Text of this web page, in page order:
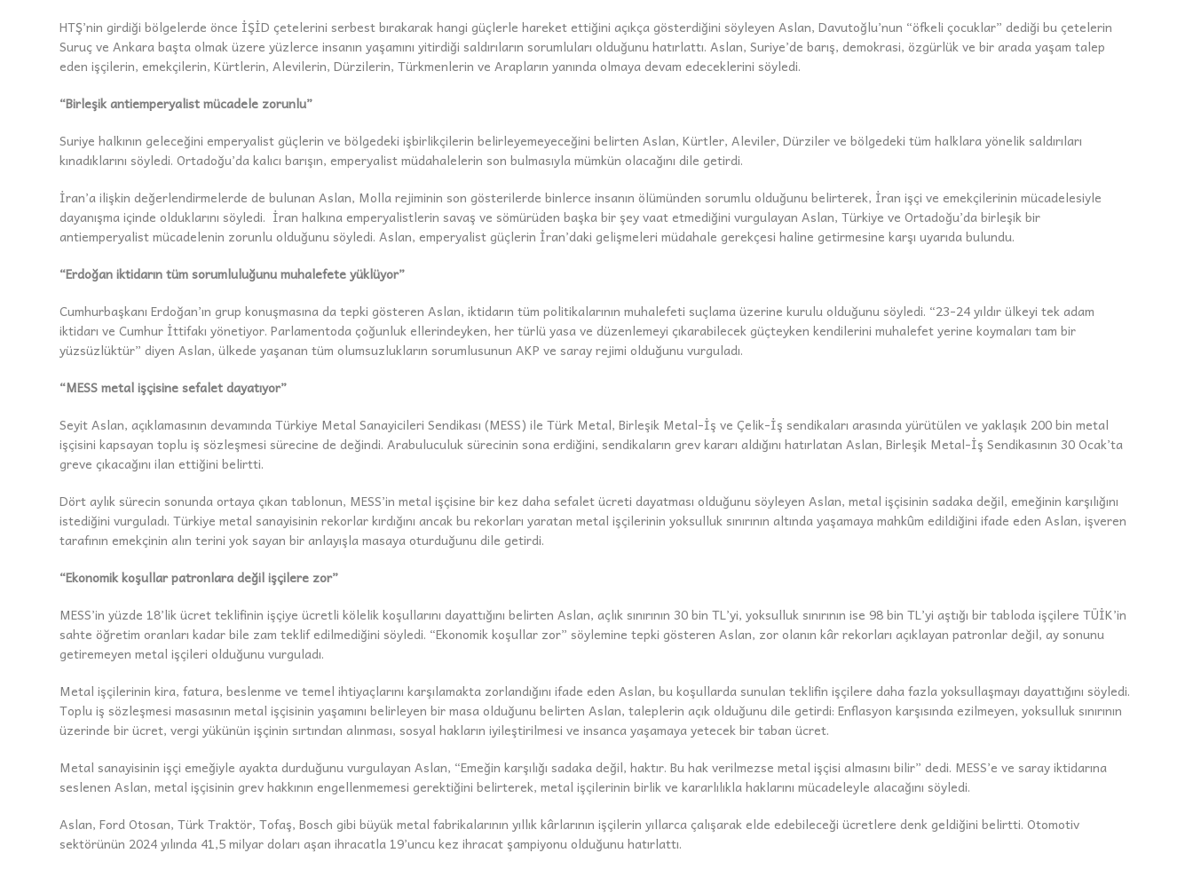
HTŞ’nin girdiği bölgelerde önce İŞİD çetelerini serbest bırakarak hangi güçlerle hareket ettiğini açıkça gösterdiğini söyleyen Aslan, Davutoğlu’nun “öfkeli çocuklar” dediği bu çetelerin
Suruç ve Ankara başta olmak üzere yüzlerce insanın yaşamını yitirdiği saldırıların sorumluları olduğunu hatırlattı. Aslan, Suriye’de barış, demokrasi, özgürlük ve bir arada yaşam talep
eden işçilerin, emekçilerin, Kürtlerin, Alevilerin, Dürzilerin, Türkmenlerin ve Arapların yanında olmaya devam edeceklerini söyledi.
“Birleşik antiemperyalist mücadele zorunlu”
Suriye halkının geleceğini emperyalist güçlerin ve bölgedeki işbirlikçilerin belirleyemeyeceğini belirten Aslan, Kürtler, Aleviler, Dürziler ve bölgedeki tüm halklara yönelik saldırıları
kınadıklarını söyledi. Ortadoğu’da kalıcı barışın, emperyalist müdahalelerin son bulmasıyla mümkün olacağını dile getirdi.
İran’a ilişkin değerlendirmelerde de bulunan Aslan, Molla rejiminin son gösterilerde binlerce insanın ölümünden sorumlu olduğunu belirterek, İran işçi ve emekçilerinin mücadelesiyle
dayanışma içinde olduklarını söyledi. İran halkına emperyalistlerin savaş ve sömürüden başka bir şey vaat etmediğini vurgulayan Aslan, Türkiye ve Ortadoğu’da birleşik bir
antiemperyalist mücadelenin zorunlu olduğunu söyledi. Aslan, emperyalist güçlerin İran’daki gelişmeleri müdahale gerekçesi haline getirmesine karşı uyarıda bulundu.
“Erdoğan iktidarın tüm sorumluluğunu muhalefete yüklüyor”
Cumhurbaşkanı Erdoğan’ın grup konuşmasına da tepki gösteren Aslan, iktidarın tüm politikalarının muhalefeti suçlama üzerine kurulu olduğunu söyledi. “23-24 yıldır ülkeyi tek adam
iktidarı ve Cumhur İttifakı yönetiyor. Parlamentoda çoğunluk ellerindeyken, her türlü yasa ve düzenlemeyi çıkarabilecek güçteyken kendilerini muhalefet yerine koymaları tam bir
yüzsüzlüktür” diyen Aslan, ülkede yaşanan tüm olumsuzlukların sorumlusunun AKP ve saray rejimi olduğunu vurguladı.
“MESS metal işçisine sefalet dayatıyor”
Seyit Aslan, açıklamasının devamında Türkiye Metal Sanayicileri Sendikası (MESS) ile Türk Metal, Birleşik Metal-İş ve Çelik-İş sendikaları arasında yürütülen ve yaklaşık 200 bin metal
işçisini kapsayan toplu iş sözleşmesi sürecine de değindi. Arabuluculuk sürecinin sona erdiğini, sendikaların grev kararı aldığını hatırlatan Aslan, Birleşik Metal-İş Sendikasının 30 Ocak’ta
greve çıkacağını ilan ettiğini belirtti.
Dört aylık sürecin sonunda ortaya çıkan tablonun, MESS’in metal işçisine bir kez daha sefalet ücreti dayatması olduğunu söyleyen Aslan, metal işçisinin sadaka değil, emeğinin karşılığını
istediğini vurguladı. Türkiye metal sanayisinin rekorlar kırdığını ancak bu rekorları yaratan metal işçilerinin yoksulluk sınırının altında yaşamaya mahkûm edildiğini ifade eden Aslan, işveren
tarafının emekçinin alın terini yok sayan bir anlayışla masaya oturduğunu dile getirdi.
“Ekonomik koşullar patronlara değil işçilere zor”
MESS’in yüzde 18’lik ücret teklifinin işçiye ücretli kölelik koşullarını dayattığını belirten Aslan, açlık sınırının 30 bin TL’yi, yoksulluk sınırının ise 98 bin TL’yi aştığı bir tabloda işçilere TÜİK’in
sahte öğretim oranları kadar bile zam teklif edilmediğini söyledi. “Ekonomik koşullar zor” söylemine tepki gösteren Aslan, zor olanın kâr rekorları açıklayan patronlar değil, ay sonunu
getiremeyen metal işçileri olduğunu vurguladı.
Metal işçilerinin kira, fatura, beslenme ve temel ihtiyaçlarını karşılamakta zorlandığını ifade eden Aslan, bu koşullarda sunulan teklifin işçilere daha fazla yoksullaşmayı dayattığını söyledi.
Toplu iş sözleşmesi masasının metal işçisinin yaşamını belirleyen bir masa olduğunu belirten Aslan, taleplerin açık olduğunu dile getirdi: Enflasyon karşısında ezilmeyen, yoksulluk sınırının
üzerinde bir ücret, vergi yükünün işçinin sırtından alınması, sosyal hakların iyileştirilmesi ve insanca yaşamaya yetecek bir taban ücret.
Metal sanayisinin işçi emeğiyle ayakta durduğunu vurgulayan Aslan, “Emeğin karşılığı sadaka değil, haktır. Bu hak verilmezse metal işçisi almasını bilir” dedi. MESS’e ve saray iktidarına
seslenen Aslan, metal işçisinin grev hakkının engellenmemesi gerektiğini belirterek, metal işçilerinin birlik ve kararlılıkla haklarını mücadeleyle alacağını söyledi.
Aslan, Ford Otosan, Türk Traktör, Tofaş, Bosch gibi büyük metal fabrikalarının yıllık kârlarının işçilerin yıllarca çalışarak elde edebileceği ücretlere denk geldiğini belirtti. Otomotiv
sektörünün 2024 yılında 41,5 milyar doları aşan ihracatla 19’uncu kez ihracat şampiyonu olduğunu hatırlattı.